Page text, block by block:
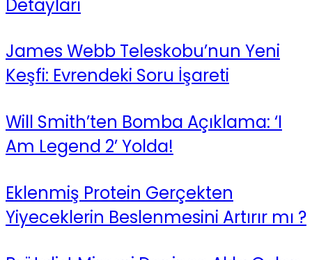
Detayları
James Webb Teleskobu’nun Yeni
Keşfi: Evrendeki Soru İşareti
Will Smith’ten Bomba Açıklama: ‘I
Am Legend 2’ Yolda!
Eklenmiş Protein Gerçekten
Yiyeceklerin Beslenmesini Artırır mı ?